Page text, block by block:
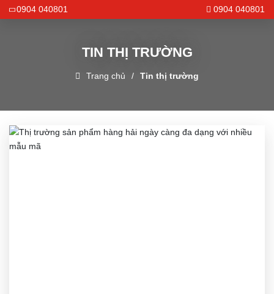
0904 040801 0904 040801
TIN THỊ TRƯỜNG
Trang chủ Tin thị trường